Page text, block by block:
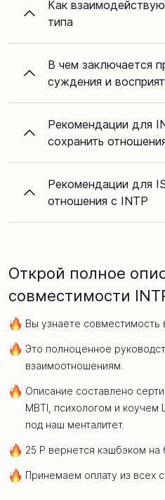
Как
типа
В чем заключается
суждения и
Рекомендации для
сохранить
Рекомендации для
отношения с INTP
Открой полное
совместимости
Вы узнаете совместимость
Это полноценное
взаимоотношениям.
Описание составлено
MBTI, психологом и
под наш менталитет.
25 Р вернется кэшбэком на
Принемаем оплату из всех